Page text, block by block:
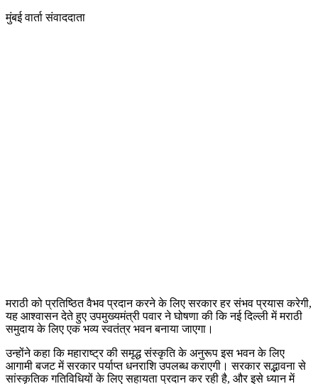
मुंबई वार्ता संवाददाता
मराठी को प्रतिष्ठित वैभव प्रदान करने के लिए सरकार हर संभव प्रयास करेगी,
यह आश्वासन देते हुए उपमुख्यमंत्री पवार ने घोषणा की कि नई दिल्ली में मराठी
समुदाय के लिए एक भव्य स्वतंत्र भवन बनाया जाएगा।
उन्होंने कहा कि महाराष्ट्र की समृद्ध संस्कृति के अनुरूप इस भवन के लिए
आगामी बजट में सरकार पर्याप्त धनराशि उपलब्ध कराएगी। सरकार सद्भावना से
सांस्कृतिक गतिविधियों के लिए सहायता प्रदान कर रही है, और इसे ध्यान में